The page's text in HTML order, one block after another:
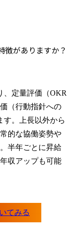
徴がありますか？
、定量評価（OKR
（行動指針への
す。上長以外から
的な協働姿勢や
半年ごとに昇給
収アップも可能